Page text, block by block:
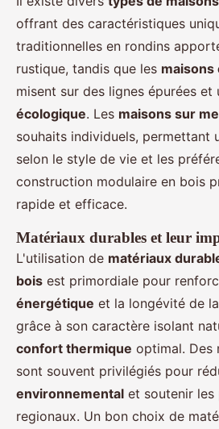
offrant des caractéristiques
traditionnelles en rondins
rustique, tandis que les maisons
misent sur des lignes épurées et
écologique. Les maisons sur
souhaits individuels, permettant
selon le style de vie et les
construction modulaire en bois
rapide et efficace.
Matériaux durables et leur
L'utilisation de matériaux
bois est primordiale pour
énergétique et la longévité de
grâce à son caractère isolant
confort thermique optimal. Des
sont souvent privilégiés pour
environnemental et soutenir
regionaux. Un bon choix de